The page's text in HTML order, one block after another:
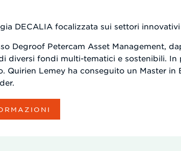
DECALIA focalizzata sui settori
Degroof Petercam Asset Management,
diversi fondi multi-tematici e sostenibili.
Quirien Lemey ha conseguito un Master in